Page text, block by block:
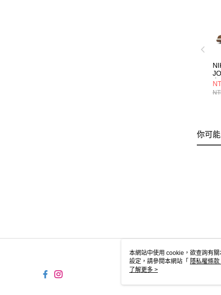
你可
本網站中使用 cookie，欲查詢有
設定，請參閱本網站「 隱私權條款
使用 cookie。
了解更多 >